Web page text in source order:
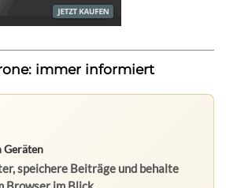
immer informiert
Geräten
speichere Beiträge und behalte